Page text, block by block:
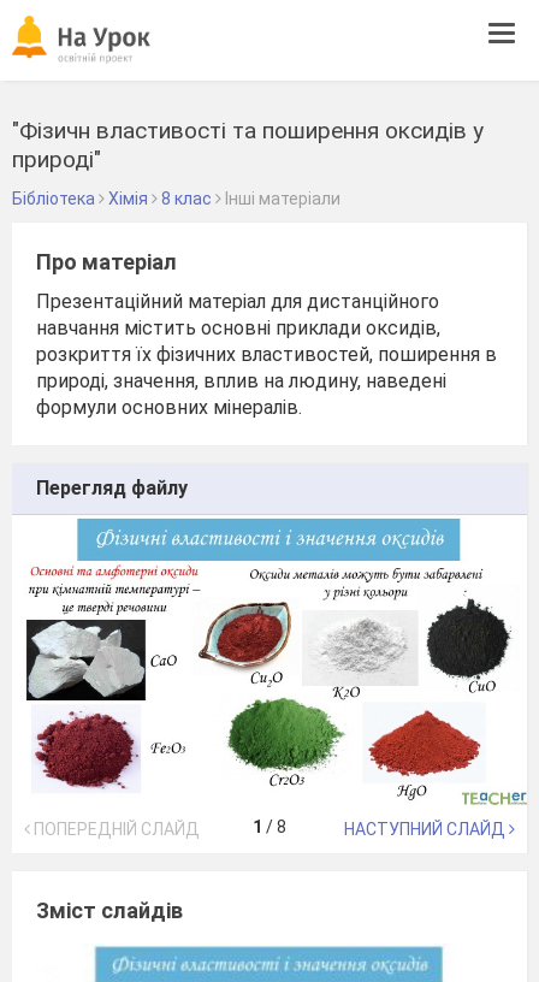
"Фізичн властивості та поширення оксидів у
природі"
Бібліотека Хімія 8 клас Інші матеріали
Про матеріал
Презентаційний матеріал для дистанційного
навчання містить основні приклади оксидів,
розкриття їх фізичних властивостей, поширення в
природі, значення, вплив на людину, наведені
формули основних мінералів.
Перегляд файлу
ПОПЕРЕДНІЙ СЛАЙД 1 /8 НАСТУПНИЙ СЛАЙД
Зміст слайдів